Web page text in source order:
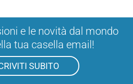
e le novità dal mondo
tua casella email!
SUBITO